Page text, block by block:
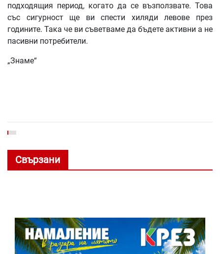
подходящия период, когато да се възползвате. Това
със сигурност ще ви спести хиляди левове през
годините. Така че ви съветваме да бъдете активни а не
пасивни потребители.
„Знаме“
Свързани